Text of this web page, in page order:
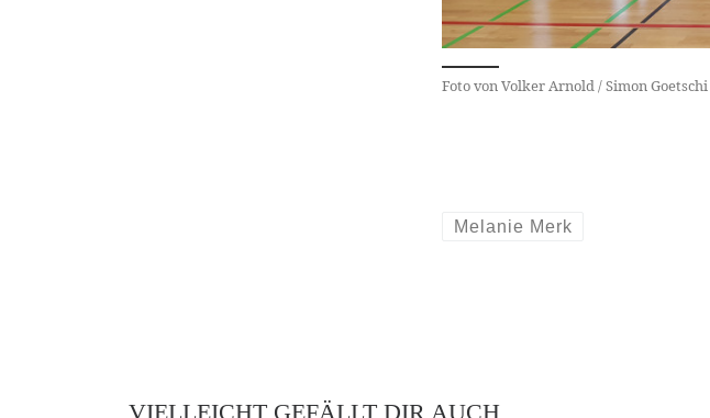
Foto von Volker Arnold / Simon
Melanie Merk
VIELLEICHT GEFÄLLT DIR AUCH